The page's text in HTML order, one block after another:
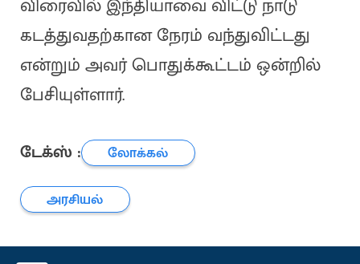
விரைவில் இந்தியாவை விட்டு நாடு
கடத்துவதற்கான நேரம் வந்துவிட்டது
என்றும் அவர் பொதுக்கூட்டம் ஒன்றில்
பேசியுள்ளார்.
டேக்ஸ் :
லோக்கல்
அரசியல்